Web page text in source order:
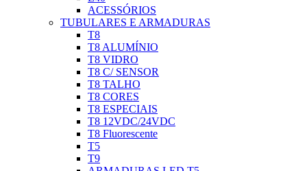
ACESSÓRIOS
TUBULARES E ARMADURAS
T8
T8 ALUMÍNIO
T8 VIDRO
T8 C/ SENSOR
T8 TALHO
T8 CORES
T8 ESPECIAIS
T8 12VDC/24VDC
T8 Fluorescente
T5
T9